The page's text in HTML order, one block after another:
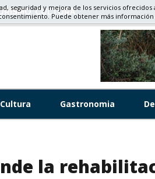
CULTURA
Cultura Gastronomia
la
seguridad y mejora de los servicios
Puede obtener más